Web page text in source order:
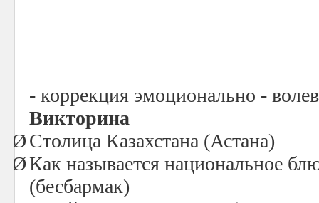
- коррекция эмоционально -
Викторина
ØСтолица Казахстана (Астана)
ØКак называется национальное
(бесбармак)